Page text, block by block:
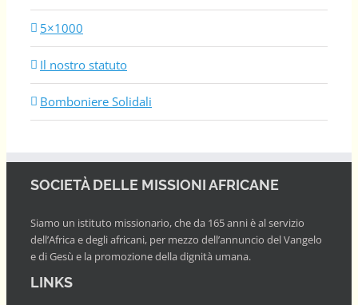
5×1000
Il nostro statuto
Bomboniere Solidali
SOCIETÀ DELLE MISSIONI AFRICANE
Siamo un istituto missionario, che da 165 anni è al servizio
dell’Africa e degli africani, per mezzo dell’annuncio del Vangelo
e di Gesù e la promozione della dignità umana.
LINKS